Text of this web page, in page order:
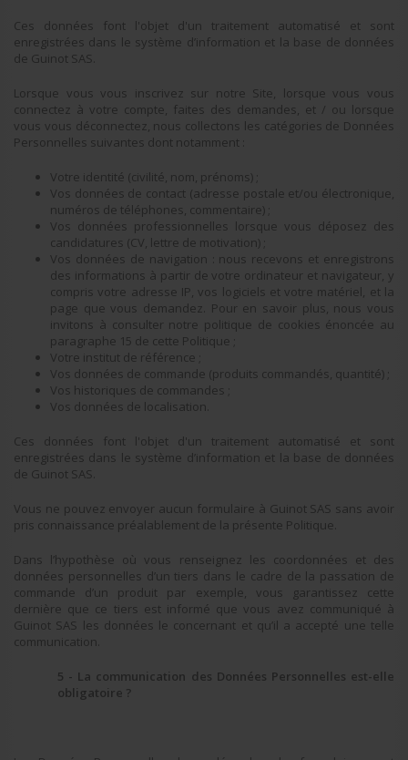
Ces données font l'objet d'un traitement automatisé et sont
enregistrées dans le système d’information et la base de données
de Guinot SAS.
Lorsque vous vous inscrivez sur notre Site, lorsque vous vous
connectez à votre compte, faites des demandes, et / ou lorsque
vous vous déconnectez, nous collectons les catégories de Données
Personnelles suivantes dont notamment :
Votre identité (civilité, nom, prénoms) ;
Vos données de contact (adresse postale et/ou électronique,
numéros de téléphones, commentaire) ;
Vos données professionnelles lorsque vous déposez des
candidatures (CV, lettre de motivation) ;
Vos données de navigation : nous recevons et enregistrons
des informations à partir de votre ordinateur et navigateur, y
compris votre adresse IP, vos logiciels et votre matériel, et la
page que vous demandez. Pour en savoir plus, nous vous
invitons à consulter notre politique de cookies énoncée au
paragraphe 15 de cette Politique ;
Votre institut de référence ;
Vos données de commande (produits commandés, quantité) ;
Vos historiques de commandes ;
Vos données de localisation.
Ces données font l'objet d'un traitement automatisé et sont
enregistrées dans le système d’information et la base de données
de Guinot SAS.
Vous ne pouvez envoyer aucun formulaire à Guinot SAS sans avoir
pris connaissance préalablement de la présente Politique.
Dans l’hypothèse où vous renseignez les coordonnées et des
données personnelles d’un tiers dans le cadre de la passation de
commande d’un produit par exemple, vous garantissez cette
dernière que ce tiers est informé que vous avez communiqué à
Guinot SAS les données le concernant et qu’il a accepté une telle
communication.
5 - La communication des Données Personnelles est-elle
obligatoire ?